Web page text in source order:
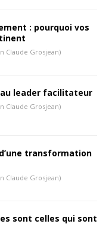
: pourquoi vos
Claude Grosjean)
leader facilitateur
Claude Grosjean)
transformation
Claude Grosjean)
sont celles qui sont